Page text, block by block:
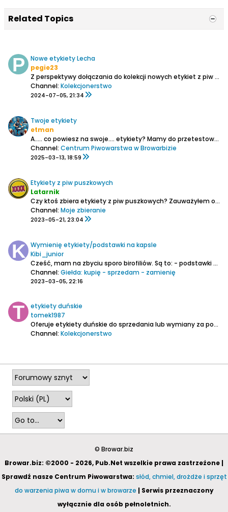
Related Topics
Nowe etykiety Lecha
pegie23
Z perspektywy dołączania do kolekcji nowych etykiet z piw Lech, jak je traktujecie? Na butelkach są teraz jakby dwie etykiety, jedna z napisem Lech, a druga z dużym L. Traktujecie je jako dwie etykiety i liczycie +2 do kolekcji? Czy jedną z nich traktujecie jako kontrę? Jeśli tak to którą?
Channel: Kolekcjonerstwo
2024-07-05, 21:34
Twoje etykiety
etman
A..... co powiesz na swoje.... etykiety? Mamy do przetestowania parę spraw przed wprowadzeniem do sklepu i potrzebujemy na wstępie kilku-kilkunastu ochotników, którzy nam pomogą i w efekcie otrzymają gratis za darmoszkie po pakieciku powiedzmy 20 szt. etykiet - dołożonych do zamówienia....
Channel: Centrum Piwowarstwa w Browarbizie
2025-03-13, 18:59
Etykiety z piw puszkowych
Latarnik
Czy ktoś zbiera etykiety z piw puszkowych? Zauważyłem ostatnio, ze wiele miejscowych piw ma etykiety, które dość łatwo się odklejają.
Channel: Moje zbieranie
2023-05-21, 23:04
Wymienię etykiety/podstawki na kapsle
Kibi_junior
Cześć,mam na zbyciu sporo birofiliów. Są to: - podstawki polskie oraz zagraniczne
Channel: Giełda: kupię - sprzedam - zamienię
2023-03-05, 22:16
etykiety duńskie
tomek1987
Oferuje etykiety duńskie do sprzedania lub wymiany za podstawki lub etykiety polskie...
Channel: Kolekcjonerstwo
© Browar.biz
Browar.biz: ©2000 - 2026, Pub.Net wszelkie prawa zastrzeżone |
Sprawdź nasze Centrum Piwowarstwa: słód, chmiel, drożdże i sprzęt
do warzenia piwa w domu i w browarze | Serwis przeznaczony
wyłącznie dla osób pełnoletnich.